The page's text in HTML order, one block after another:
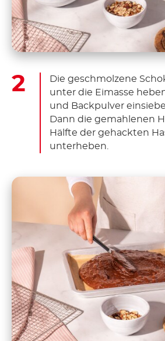
Die geschmolzene
unter die Eimasse
und Backpulver
Dann die gemahlenen
Hälfte der gehackten
unterheben.